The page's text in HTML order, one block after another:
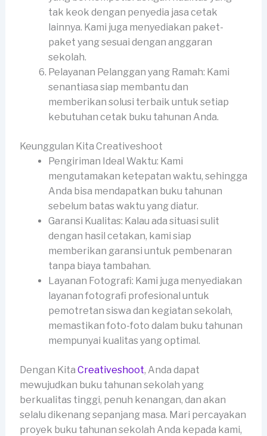
tak keok dengan penyedia jasa cetak
lainnya. Kami juga menyediakan paket-
paket yang sesuai dengan anggaran
sekolah.
Pelayanan Pelanggan yang Ramah: Kami
senantiasa siap membantu dan
memberikan solusi terbaik untuk setiap
kebutuhan cetak buku tahunan Anda.
Keunggulan Kita Creativeshoot
Pengiriman Ideal Waktu: Kami
mengutamakan ketepatan waktu, sehingga
Anda bisa mendapatkan buku tahunan
sebelum batas waktu yang diatur.
Garansi Kualitas: Kalau ada situasi sulit
dengan hasil cetakan, kami siap
memberikan garansi untuk pembenaran
tanpa biaya tambahan.
Layanan Fotografi: Kami juga menyediakan
layanan fotografi profesional untuk
pemotretan siswa dan kegiatan sekolah,
memastikan foto-foto dalam buku tahunan
mempunyai kualitas yang optimal.
Dengan Kita Creativeshoot, Anda dapat
mewujudkan buku tahunan sekolah yang
berkualitas tinggi, penuh kenangan, dan akan
selalu dikenang sepanjang masa. Mari percayakan
proyek buku tahunan sekolah Anda kepada kami,